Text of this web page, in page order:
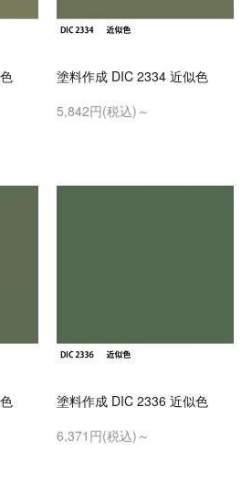
塗料作成 DIC 2334 近似色
5,842円(税込)～
塗料作成 DIC 2336 近似色
6,371円(税込)～